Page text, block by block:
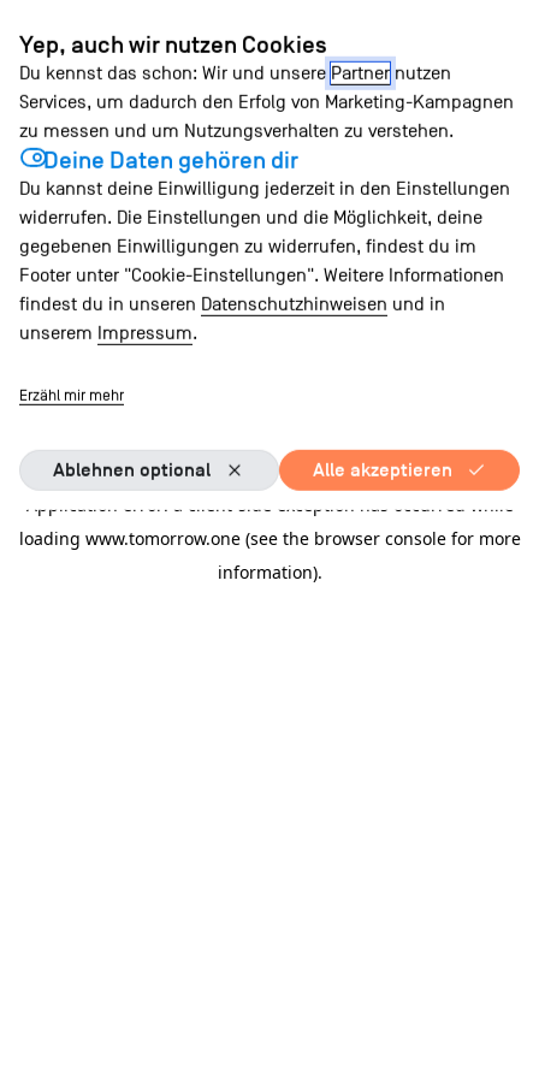
Zum
Inhalt
springen
Application error: a client-side exception has occurred while
loading www.tomorrow.one (see the browser console for more
information).
Yep, auch wir nutzen Cookies
Du kennst das schon: Wir und unsere Partner nutzen
Services, um dadurch den Erfolg von Marketing-Kampagnen
zu messen und um Nutzungsverhalten zu verstehen.
Deine Daten gehören dir
Du kannst deine Einwilligung jederzeit in den Einstellungen
widerrufen. Die Einstellungen und die Möglichkeit, deine
gegebenen Einwilligungen zu widerrufen, findest du im
Footer unter "Cookie-Einstellungen". Weitere Informationen
findest du in unseren Datenschutzhinweisen und in
unserem Impressum.
Erzähl mir mehr
Ablehnen optional Alle akzeptieren